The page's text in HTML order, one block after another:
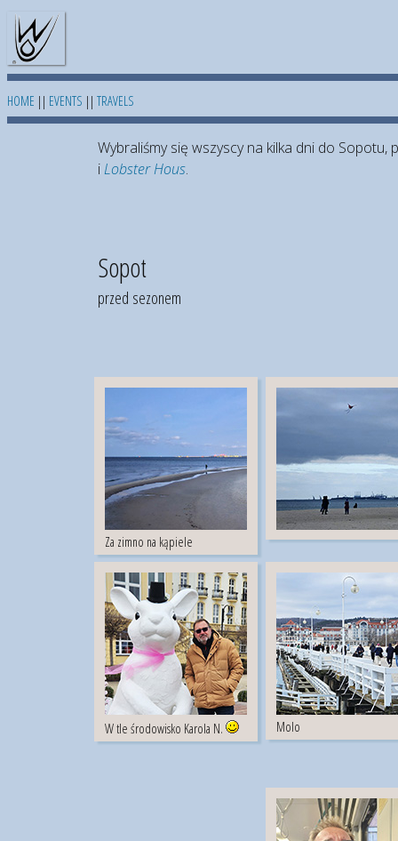
HOME || EVENTS || TRAVELS
Wybraliśmy się wszyscy na kilka dni do
iLobster Hous.
Sopot
przed sezonem
Za zimno na kąpiele
W tle środowisko Karola N. Molo